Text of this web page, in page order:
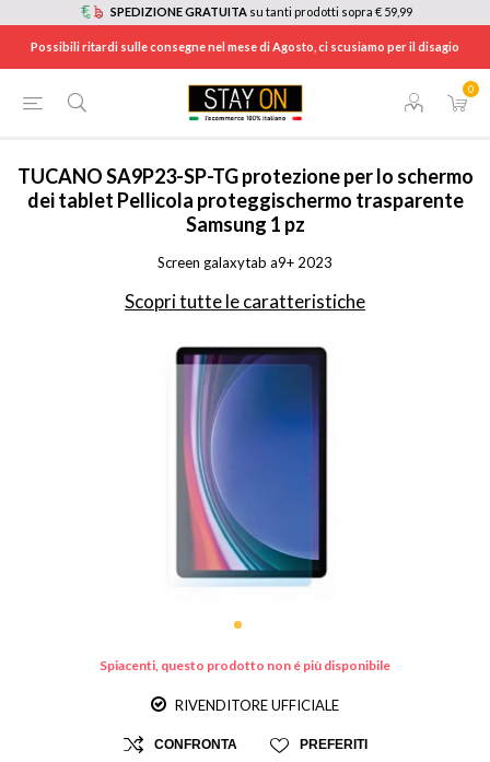
SPEDIZIONE GRATUITA su tanti prodotti sopra € 59,99
Possibili ritardi sulle consegne nel mese di Agosto, ci scusiamo per il disagio
0
HOME INFORMATICA / TABLET E E-BOOK READER
TUCANOSA9P23-SP-TG protezione per lo schermo
dei tablet Pellicola proteggischermo trasparente
Samsung 1 pz
Screen galaxytab a9+ 2023
Scopri tutte le caratteristiche
Spiacenti, questo prodotto non é più disponibile
RIVENDITORE UFFICIALE
CONFRONTA PREFERITI